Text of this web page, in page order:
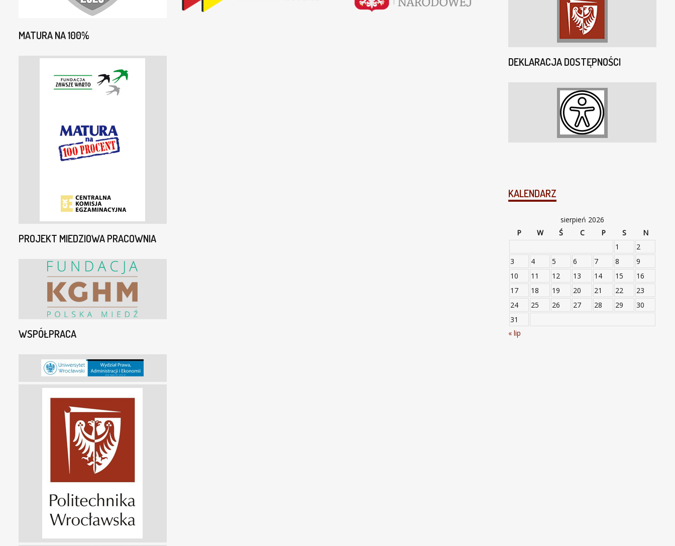
MATURA NA 100%
PROJEKT MIEDZIOWA PRACOWNIA
WSPÓŁPRACA
DEKLARACJA DOSTĘPNOŚCI
KALENDARZ
sierpień 2026
P
W Ś C P S
N
1
2
3
4 5 6 7 8
9
10
11 12 13 14 15
16
17
18 19 20 21 22
23
24
25 26 27 28 29
30
31
« lip